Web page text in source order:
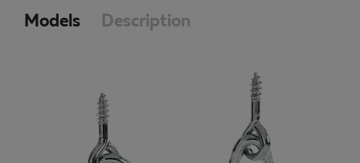
Models Description